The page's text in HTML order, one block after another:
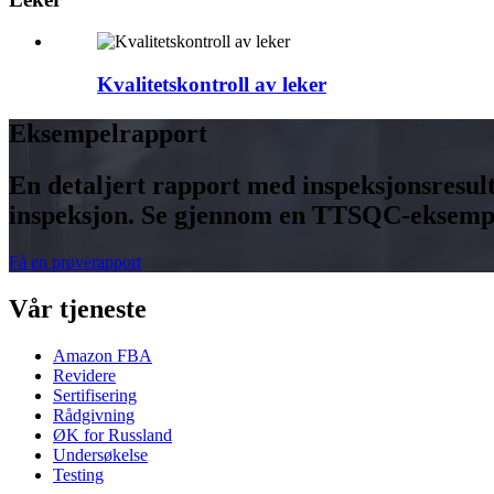
Kvalitetskontroll av leker
Eksempelrapport
En detaljert rapport med
inspeksjon. Se gjennom en TTSQC-
Få en prøverapport
Vår tjeneste
Amazon FBA
Revidere
Sertifisering
Rådgivning
ØK for Russland
Undersøkelse
Testing